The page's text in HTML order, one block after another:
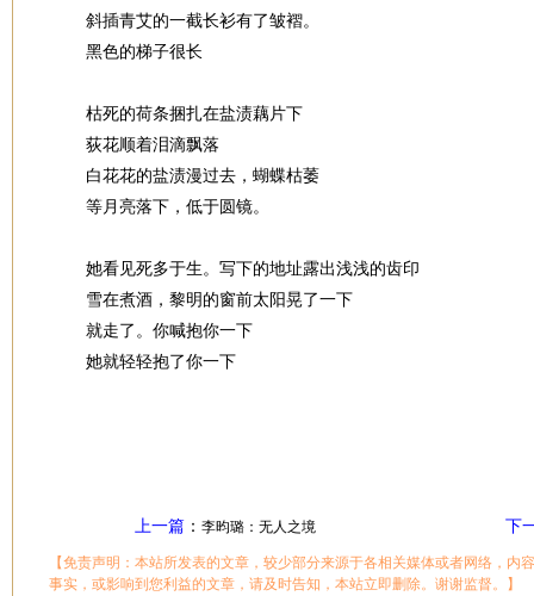
斜插青艾的一截长衫有了皱褶。
黑色的梯子很长
枯死的荷条捆扎在盐渍藕片下
荻花顺着泪滴飘落
白花花的盐渍漫过去，蝴蝶枯萎
等月亮落下，低于圆镜。
她看见死多于生。写下的地址露出浅浅的齿印
雪在煮酒，黎明的窗前太阳晃了一下
就走了。你喊抱你一下
她就轻轻抱了你一下
上一篇： 李昀璐：无人之境 下
【免责声明：本站所发表的文章，较少部分来源于各相关媒体或者网络，内
事实，或影响到您利益的文章，请及时告知，本站立即删除。谢谢监督。】